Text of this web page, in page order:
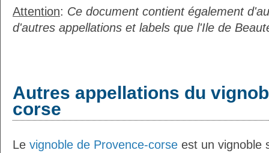
Attention: Ce document contient également
d'autres appellations et labels que l'Ile de
Autres appellations du
corse
Le vignoble de Provence-corse est un vignoble